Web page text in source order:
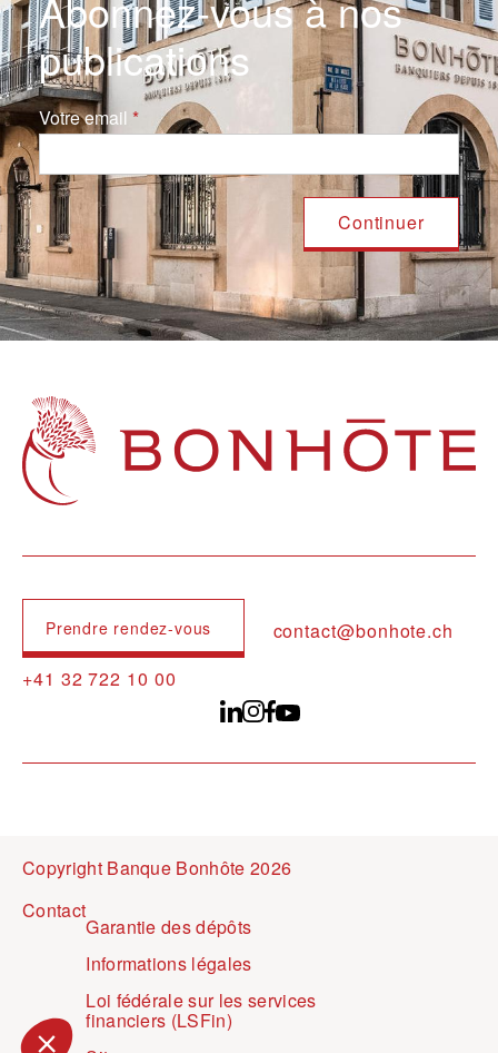
publications
Votre email
Navigation principale
Prendre rendez-vous
contact@bonhote.ch
+41 32 722 10 00
Copyright Banque Bonhôte 2026
ContactPied de page
Garantie des dépôts
Informations légales
Loi fédérale sur les services
financiers (LSFin)